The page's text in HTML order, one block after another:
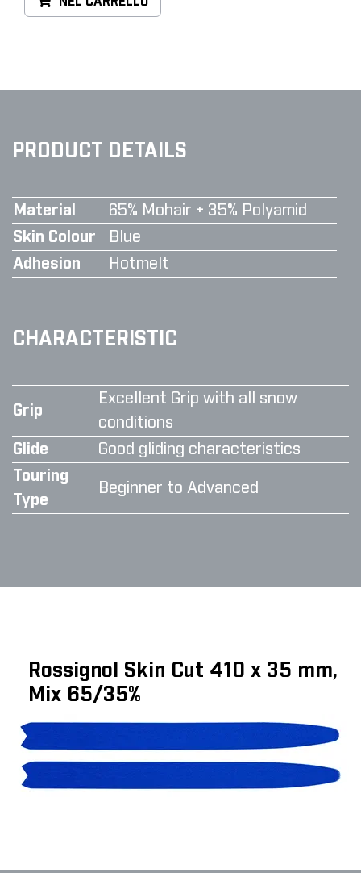
PRODUCT DETAILS
Material
65% Mohair + 35% Polyamid
Skin Colour
Blue
Adhesion
Hotmelt
CHARACTERISTIC
Grip
Excellent Grip with all snow
conditions
Glide
Good gliding characteristics
Touring
Type
Beginner to Advanced
Rossignol Skin Cut 410 x 35 mm,
Mix 65/35%